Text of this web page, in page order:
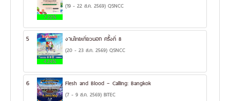
7.22%
(19 - 22 ส.ค. 2569) QSNCC
5
4.24%
งานไทยเที่ยวนอก ครั้งที่ 8
(20 - 23 ส.ค. 2569) QSNCC
6 Flesh and Blood – Calling: Bangkok
(7 - 9 ส.ค. 2569) BITEC